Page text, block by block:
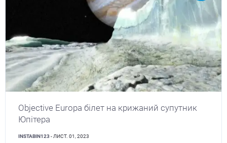
Objective Europa білет на крижаний супутник
Юпітера
INSTABIN123 - ЛИСТ. 01, 2023